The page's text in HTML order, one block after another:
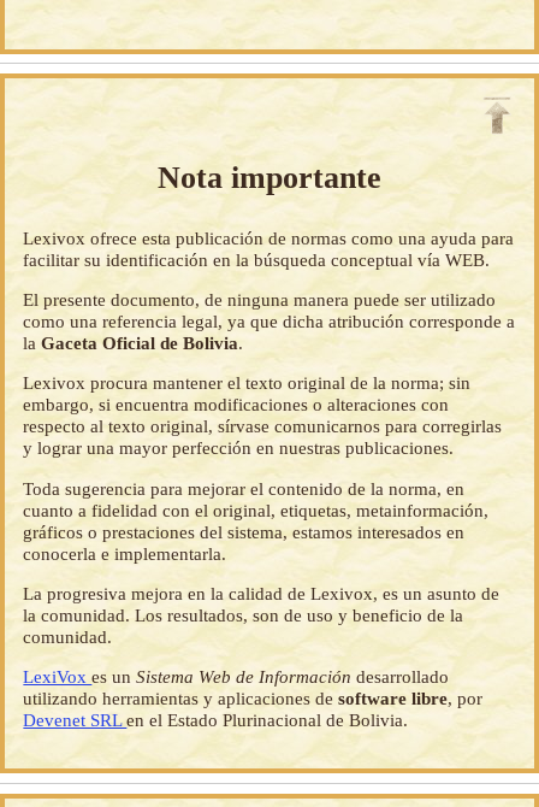
Nota importante
Lexivox ofrece esta publicación de normas como una ayuda para
facilitar su identificación en la búsqueda conceptual vía WEB.
El presente documento, de ninguna manera puede ser utilizado
como una referencia legal, ya que dicha atribución corresponde a
laGaceta Oficial de Bolivia.
Lexivox procura mantener el texto original de la norma; sin
embargo, si encuentra modificaciones o alteraciones con
respecto al texto original, sírvase comunicarnos para corregirlas
y lograr una mayor perfección en nuestras publicaciones.
Toda sugerencia para mejorar el contenido de la norma, en
cuanto a fidelidad con el original, etiquetas, metainformación,
gráficos o prestaciones del sistema, estamos interesados en
conocerla e implementarla.
La progresiva mejora en la calidad de Lexivox, es un asunto de
la comunidad. Los resultados, son de uso y beneficio de la
comunidad.
LexiVoxes unSistema Web de Información desarrollado
utilizando herramientas y aplicaciones desoftware libre, por
Devenet SRLen el Estado Plurinacional de Bolivia.